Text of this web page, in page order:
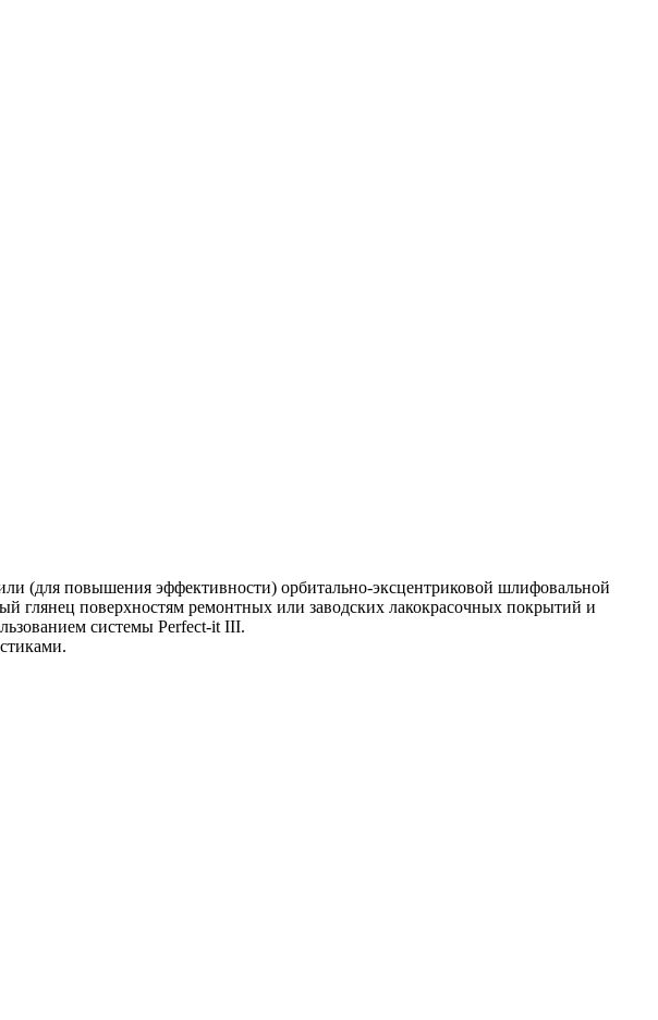
(для повышения эффективности) орбитально-эксцентриковой шлифовальной
поверхностям ремонтных или заводских лакокрасочных покрытий и
системы Perfect-it III.